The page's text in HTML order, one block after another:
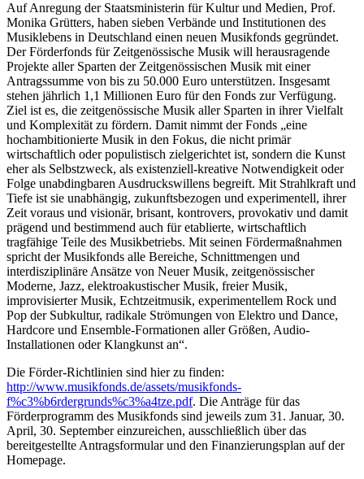
Auf Anregung der Staatsministerin für Kultur und Medien, Prof.
Monika Grütters, haben sieben Verbände und Institutionen des
Musiklebens in Deutschland einen neuen Musikfonds gegründet.
Der Förderfonds für Zeitgenössische Musik will herausragende
Projekte aller Sparten der Zeitgenössischen Musik mit einer
Antragssumme von bis zu 50.000 Euro unterstützen. Insgesamt
stehen jährlich 1,1 Millionen Euro für den Fonds zur Verfügung.
Ziel ist es, die zeitgenössische Musik aller Sparten in ihrer Vielfalt
und Komplexität zu fördern. Damit nimmt der Fonds „eine
hochambitionierte Musik in den Fokus, die nicht primär
wirtschaftlich oder populistisch zielgerichtet ist, sondern die Kunst
eher als Selbstzweck, als existenziell-kreative Notwendigkeit oder
Folge unabdingbaren Ausdruckswillens begreift. Mit Strahlkraft und
Tiefe ist sie unabhängig, zukunftsbezogen und experimentell, ihrer
Zeit voraus und visionär, brisant, kontrovers, provokativ und damit
prägend und bestimmend auch für etablierte, wirtschaftlich
tragfähige Teile des Musikbetriebs. Mit seinen Fördermaßnahmen
spricht der Musikfonds alle Bereiche, Schnittmengen und
interdisziplinäre Ansätze von Neuer Musik, zeitgenössischer
Moderne, Jazz, elektroakustischer Musik, freier Musik,
improvisierter Musik, Echtzeitmusik, experimentellem Rock und
Pop der Subkultur, radikale Strömungen von Elektro und Dance,
Hardcore und Ensemble-Formationen aller Größen, Audio-
Installationen oder Klangkunst an“.
Die Förder-Richtlinien sind hier zu finden:
http://www.musikfonds.de/assets/musikfonds-
f%c3%b6rdergrunds%c3%a4tze.pdf. Die Anträge für das
Förderprogramm des Musikfonds sind jeweils zum 31. Januar, 30.
April, 30. September einzureichen, ausschließlich über das
bereitgestellte Antragsformular und den Finanzierungsplan auf der
Homepage.